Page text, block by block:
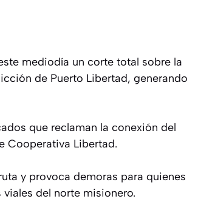
mediodía un corte total sobre la
de Puerto Libertad, generando
que reclaman la conexión del
Cooperativa Libertad.
y provoca demoras para quienes
del norte misionero.